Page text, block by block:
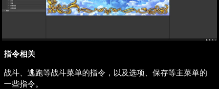
指令相关
战斗、逃跑等战斗菜单的指令，以及选项、保存等主菜单的
一些指令。